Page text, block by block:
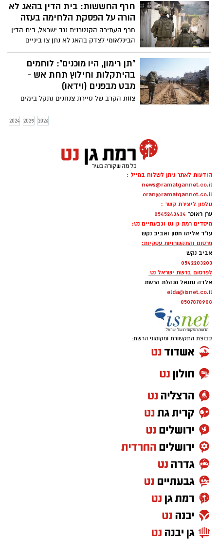
החולים הממשלתיים ואת בתי החולים של
כללית. על פי ההערכות עשרות קיבלו מרשמי
הרבה יותר: "לא ברור אם מדובר בפריצת
סייבר, אך זה נמצא בבדיקה"
חרף החששות: בית הדין בהאג לא
הורה על הפסקת הלחימה בעזה
חרף העתירה הקנטרנית נגד ישראל, בית הדין
הבינלאומי לצדק בהאג לא נתן צו ביניים
לעצירת המלחמה. עם זאת בית הדין החליט
להחיל תשעה סעדים זמניים בסוגיות
הומניטריות.
"תן רימון, היו מוכנים": לוחמים
בהיתקלות וחילוץ תחת אש -
מבט מבפנים (וידאו)
צוות הקרב של סיירת צנחנים נתקל בימים
ופצעים שנלכדו. תיעוד מהקרב בו נפל אוריאל
2024 2025 2026
הודעות לאתר ניתן לשלוח במייל :
news@ramatgannet.co.il
eran@ramatgannet.co.il
טלפון ליצירת קשר :
ערן ראוכר 0545243434
מיסדים רמת גן נט וגבעתיים נט:
עו"ד אליהו חסון ואביב נקש
פרסום והתקשרויות עסקיות:
אביב נקש
0542203203
לפרסום ברשת ישראל נט
אלדה נתנאל מנהלת הרשת
elda@isnet.co.il
0507870908
קבוצת התקשורת ומקומוני הרשת: